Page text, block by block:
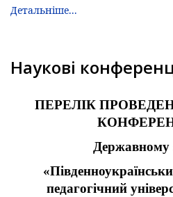
Детальніше...
Наукові
ПЕРЕЛІК
Державному
педагогічний